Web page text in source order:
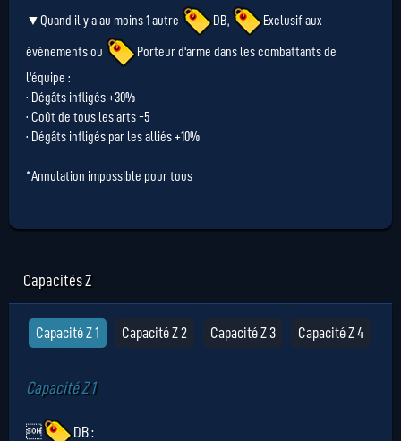
▼Quand il y a au moins 1 autre DB, Exclusif aux
événementsou Porteur d'arme dans les combattants de
l'équipe :
· Dégâts infligés +30%
· Coût de tous les arts -5
· Dégâts infligés par les alliés +10%
*Annulation impossible pour tous
Capacités Z
Capacité Z 1 Capacité Z 2 Capacité Z 3 Capacité Z 4
Capacité Z 1
 DB: